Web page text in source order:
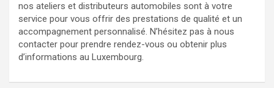
nos ateliers et distributeurs automobiles sont à votre
service pour vous offrir des prestations de qualité et un
accompagnement personnalisé. N’hésitez pas à nous
contacter pour prendre rendez-vous ou obtenir plus
d’informations au Luxembourg.